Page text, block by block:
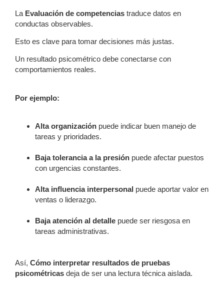
La Evaluación de competencias traduce datos en
conductas observables.
Esto es clave para tomar decisiones más justas.
Un resultado psicométrico debe conectarse con
comportamientos reales.
Por ejemplo:
Alta organización puede indicar buen manejo de
tareas y prioridades.
Baja tolerancia a la presión puede afectar puestos
con urgencias constantes.
Alta influencia interpersonal puede aportar valor en
ventas o liderazgo.
Baja atención al detalle puede ser riesgosa en
tareas administrativas.
Así, Cómo interpretar resultados de pruebas
psicométricas deja de ser una lectura técnica aislada.